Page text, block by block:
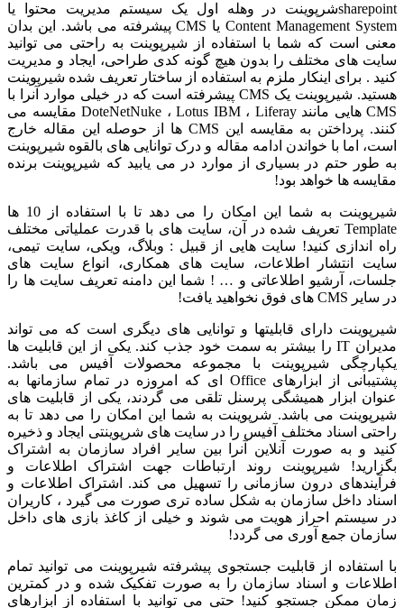
sharepointشرپوینت در وهله اول یک سیستم مدیریت محتوا یا
Content Management System یا CMS پیشرفته می باشد. این بدان
معنی است که شما با استفاده از شیرپوینت به راحتی می توانید
سایت های مختلف را بدون هیچ گونه کدی طراحی، ایجاد و مدیریت
کنید . برای اینکار ملزم به استفاده از ساختار تعریف شده شیرپوینت
هستید. شیرپوینت یک CMS پیشرفته است که در خیلی موارد آنرا با
CMS هایی مانند DoteNetNuke ، Lotus IBM ، Liferay مقایسه می
کنند. پرداختن به مقایسه این CMS ها از حوصله این مقاله خارج
است، اما با خواندن ادامه مقاله و درک توانایی های بالقوه شیرپوینت
به طور حتم در بسیاری از موارد در می یابید که شیرپوینت برنده
مقایسه ها خواهد بود!
شیرپوینت به شما این امکان را می دهد تا با استفاده از 10 ها
Template تعریف شده در آن، سایت های با قدرت عملیاتی مختلف
راه اندازی کنید! سایت هایی از قبیل : وبلاگ، ویکی، سایت تیمی،
سایت انتشار اطلاعات، سایت های همکاری، انواع سایت های
جلسات، آرشیو اطلاعاتی و … ! شما این دامنه تعریف سایت ها را
در سایر CMS های فوق نخواهید یافت!
شیرپوینت دارای قابلیتها و توانایی های دیگری است که می تواند
مدیران IT را بیشتر به سمت خود جذب کند. یکی از این قابلیت ها
یکپارچگی شیرپوینت با مجموعه محصولات آفیس می باشد.
پشتیبانی از ابزارهای Office ای که امروزه در تمام سازمانها به
عنوان ابزار همیشگی پرسنل تلقی می گردند، یکی از قابلیت های
شیرپوینت می باشد. شرپوینت به شما این امکان را می دهد تا به
راحتی اسناد مختلف آفیس را در سایت های شرپوینتی ایجاد و ذخیره
کنید و به صورت آنلاین آنرا بین سایر افراد سازمان به اشتراک
بگزارید! شیرپوینت روند ارتباطات جهت اشتراک اطلاعات و
فرآیندهای درون سازمانی را تسهیل می کند. اشتراک اطلاعات و
اسناد داخل سازمان به شکل ساده تری صورت می گیرد ، کاریران
در سیستم احراز هویت می شوند و خیلی از کاغذ بازی های داخل
سازمان جمع آوری می گردد!
با استفاده از قابلیت جستجوی پیشرفته شیرپوینت می توانید تمام
اطلاعات و اسناد سازمان را به صورت تفکیک شده و در کمترین
زمان ممکن جستجو کنید! حتی می توانید با استفاده از ابزارهای